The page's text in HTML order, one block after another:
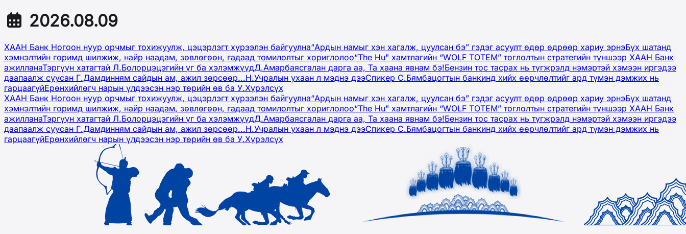
2026.08.09
ХААН Банк Ногоон нуур орчмыг тохижуулж, цэцэрлэгт хүрээлэн байгуулна“Ардын намыг хэн хагалж, цуулсан бэ” гэдэг асуулт өдөр өдрөөр хариу эрнэБүх шатанд
хэмнэлтийн горимд шилжиж, найр наадам, зөвлөгөөн, гадаад томилолтыг хориглолоо“The Hu" хамтлагийн “WOLF TOTEM” тоглолтын стратегийн түншээр ХААН Банк
ажилланаТэргүүн хатагтай Л.Болорцэцэгийн үг ба хэлэмжүүдД.Амарбаясгалан дарга аа, Та хаана явнам бэ!Бензин тос тасрах нь түгжрэлд нэмэртэй хэмээн иргэдээ
даапаалж суусан Г.Дамдинням сайдын ам, ажил зөрсөөр...Н.Учралын ухаан л мэднэ дээСпикер С.Бямбацогтын банкинд хийх өөрчлөлтийг ард түмэн дэмжих нь
гарцаагүйЕрөнхийлөгч нарын үлдээсэн нэр төрийн өв ба У.Хүрэлсүх
ХААН Банк Ногоон нуур орчмыг тохижуулж, цэцэрлэгт хүрээлэн байгуулна“Ардын намыг хэн хагалж, цуулсан бэ” гэдэг асуулт өдөр өдрөөр хариу эрнэБүх шатанд
хэмнэлтийн горимд шилжиж, найр наадам, зөвлөгөөн, гадаад томилолтыг хориглолоо“The Hu" хамтлагийн “WOLF TOTEM” тоглолтын стратегийн түншээр ХААН Банк
ажилланаТэргүүн хатагтай Л.Болорцэцэгийн үг ба хэлэмжүүдД.Амарбаясгалан дарга аа, Та хаана явнам бэ!Бензин тос тасрах нь түгжрэлд нэмэртэй хэмээн иргэдээ
даапаалж суусан Г.Дамдинням сайдын ам, ажил зөрсөөр...Н.Учралын ухаан л мэднэ дээСпикер С.Бямбацогтын банкинд хийх өөрчлөлтийг ард түмэн дэмжих нь
гарцаагүйЕрөнхийлөгч нарын үлдээсэн нэр төрийн өв ба У.Хүрэлсүх